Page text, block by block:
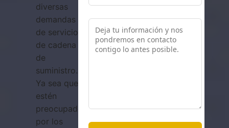
diversas
demandas
de servicios
de cadena
de
suministro.
Ya sea que
estén
preocupados
por los